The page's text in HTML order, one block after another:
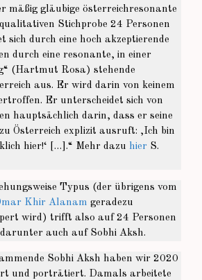
mäßig gläubige österreichresonante
Stichprobe 24 Personen
sich durch eine hoch akzeptierende
durch eine resonante, in einer
(Hartmut Rosa) stehende
aus. Er wird darin von keinem
Er unterscheidet sich von
hauptsächlich darin, dass er seine
Österreich explizit ausruft: ‚Ich bin
hier!‘ […].“ Mehr dazu hier S.
Typus (der übrigens vom
Khir Alanam geradezu
wird) trifft also auf 24 Personen
auch auf Sobhi Aksh.
Sobhi Aksh haben wir 2020
und porträtiert. Damals arbeitete